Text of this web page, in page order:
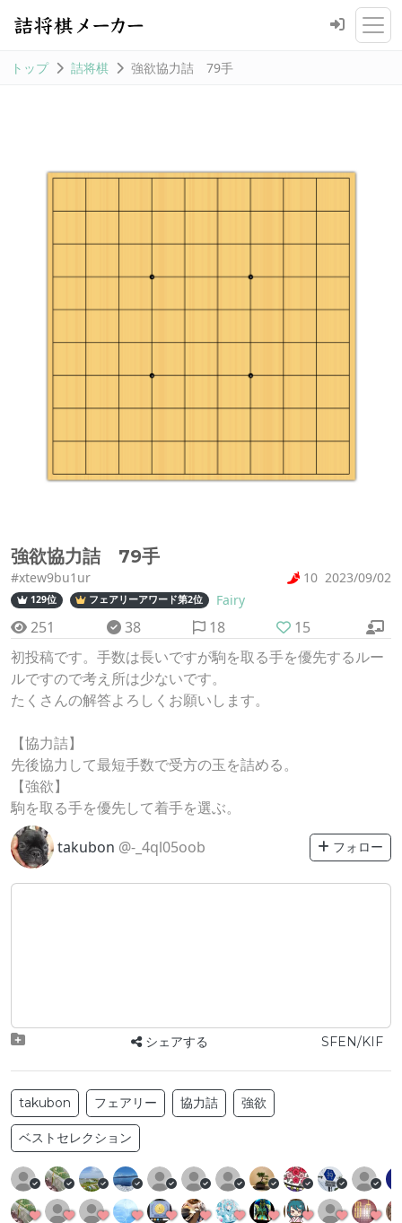
トップ 詰将棋 強欲協力詰 79手
強欲協力詰 79手
#xtew9bu1ur 10 2023/09/02
129位 フェアリーアワード第2位 Fairy
251 38 18
15
初投稿です。手数は長いですが駒を取る手を優先するルー
ルですので考え所は少ないです。
たくさんの解答よろしくお願いします。
【協力詰】
先後協力して最短手数で受方の玉を詰める。
【強欲】
駒を取る手を優先して着手を選ぶ。
takubon @-_4ql05oob フォロー
シェアする SFEN/KIF
takubon フェアリー 協力詰 強欲
ベストセレクション